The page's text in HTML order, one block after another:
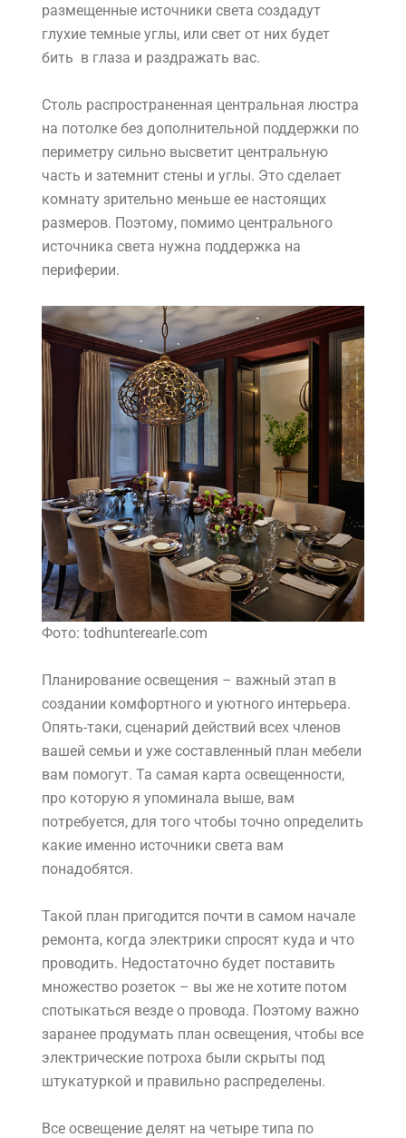
размещенные источники света создадут
глухие темные углы, или свет от них будет
бить в глаза и раздражать вас.
Столь распространенная центральная люстра
на потолке без дополнительной поддержки по
периметру сильно высветит центральную
часть и затемнит стены и углы. Это сделает
комнату зрительно меньше ее настоящих
размеров. Поэтому, помимо центрального
источника света нужна поддержка на
периферии.
Фото: todhunterearle.com
Планирование освещения – важный этап в
создании комфортного и уютного интерьера.
Опять-таки, сценарий действий всех членов
вашей семьи и уже составленный план мебели
вам помогут. Та самая карта освещенности,
про которую я упоминала выше, вам
потребуется, для того чтобы точно определить
какие именно источники света вам
понадобятся.
Такой план пригодится почти в самом начале
ремонта, когда электрики спросят куда и что
проводить. Недостаточно будет поставить
множество розеток – вы же не хотите потом
спотыкаться везде о провода. Поэтому важно
заранее продумать план освещения, чтобы все
электрические потроха были скрыты под
штукатуркой и правильно распределены.
Все освещение делят на четыре типа по